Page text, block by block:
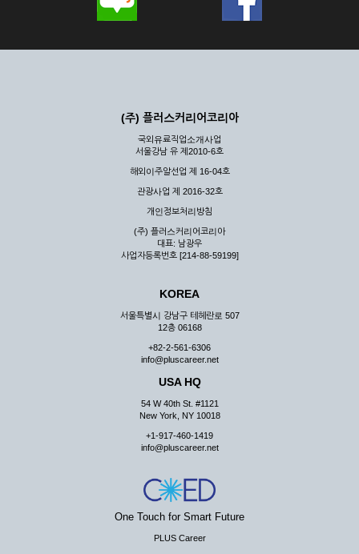
제3장 권리 및 의무
공할 수 있도록 최선의 노력을 다하여야 합니다.
게 누설, 배포하여서는 안됩니다. 다만, 관계법령에 의하여 국가
기관 등의 합법적인 요구가 있는 경우에는 해당 되지 않습니다.
③ 회사는 이용자로부터 제기되는 의견이나 불만이 정당하다고
인정할 경우에는 즉시 처리하여야 하며, 즉시 처리가 곤란한 경
우 그 처리를 위해 노력해야 합니다.
제7조 (회원의 의무)
① 회원은 ID와 비밀 번호에 관한 모든 관리의 책임이 있으며
② 회원은 이용신청서의 기재내용 중 변경된 내용이 있는 경우
서비스를 통하여 그 내용을 회사에 통지하여야 합니다.
③ 다른 회원의 ID와 비밀번호를 부당하게 사용하는 행위를
④ 회원은 회사의 서비스에서 타 사이트의 홍보행위를 하지 않
아야 하며 공공질서나 미풍약속에 위배되는 내용 혹은 저작권을
리 행위도 할 수 없습니다.
사가 통지하는 사항을 준수하여야 하며, 기타 회사의 업무에 방
해되는 행위를 하여서는 아니 됩니다.
제8조 (회원의 관리)
① 회원은 언제든 이 약관에 대한 동의를 철회할 수 있습니다.
(주) 플러스커리어코리아
국외유료직업소개사업
서울강남 유 제2010-6호
해외이주알선업 제 16-04호
관광사업 제 2016-32호
개인정보처리방침
(주) 플러스커리어코리아
대표: 남광우
사업자등록번호 [214-88-59199]
KOREA
서울특별시 강남구 테헤란로 507
12층 06168
+82-2-561-6306
info@pluscareer.net
USA HQ
54 W 40th St. #1121
New York, NY 10018
+1-917-460-1419
info@pluscareer.net
One Touch for Smart Future
PLUS Career